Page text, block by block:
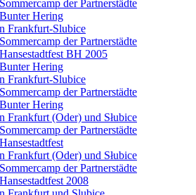
Sommercamp der Partnerstädte
Bunter Hering
Frankfurt-Slubice
Sommercamp der Partnerstädte
Hansestadtfest BH 2005
Bunter Hering
Frankfurt-Slubice
Sommercamp der Partnerstädte
Bunter Hering
Frankfurt (Oder) und Słubice
Sommercamp der Partnerstädte
Hansestadtfest
Frankfurt (Oder) und Słubice
Sommercamp der Partnerstädte
Hansestadtfest 2008